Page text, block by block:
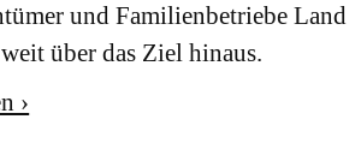
und Familienbetriebe Land
über das Ziel hinaus.
›